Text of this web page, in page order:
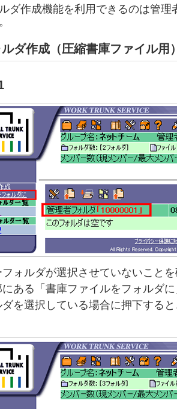
ダ作成機能を利用できるのは管理
ダ作成（圧縮書庫ファイル用
フォルダが選択させていないこと
にある「書庫ファイルをフォルダ
ダを選択している場合に押下する